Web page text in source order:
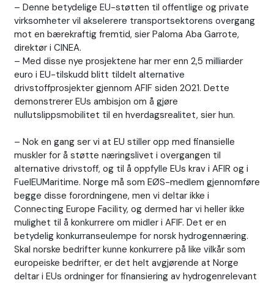
– Denne betydelige EU-støtten til offentlige og private
virksomheter vil akselerere transportsektorens overgang
mot en bærekraftig fremtid, sier Paloma Aba Garrote,
direktør i CINEA.
– Med disse nye prosjektene har mer enn 2,5 milliarder
euro i EU-tilskudd blitt tildelt alternative
drivstoffprosjekter gjennom AFIF siden 2021. Dette
demonstrerer EUs ambisjon om å gjøre
nullutslippsmobilitet til en hverdagsrealitet, sier hun.
– Nok en gang ser vi at EU stiller opp med finansielle
muskler for å støtte næringslivet i overgangen til
alternative drivstoff, og til å oppfylle EUs krav i AFIR og i
FuelEUMaritime. Norge må som EØS-medlem gjennomføre
begge disse forordningene, men vi deltar ikke i
Connecting Europe Facility, og dermed har vi heller ikke
mulighet til å konkurrere om midler i AFIF. Det er en
betydelig konkurranseulempe for norsk hydrogennæring.
Skal norske bedrifter kunne konkurrere på like vilkår som
europeiske bedrifter, er det helt avgjørende at Norge
deltar i EUs ordninger for finansiering av hydrogenrelevant